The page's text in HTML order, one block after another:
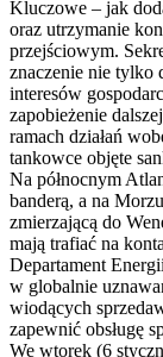
Kluczowe – jak
oraz utrzymanie
przejściowym.
znaczenie nie tylko
interesów
zapobieżenie
ramach działań
tankowce objęte
Na północnym
banderą, a na
zmierzającą do
mają trafiać na
Departament
w globalnie
wiodących
zapewnić obsługę
We wtorek (6